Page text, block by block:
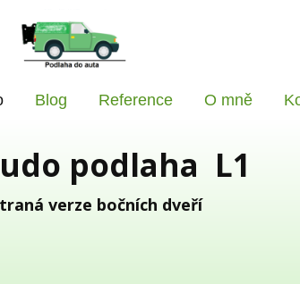
Blog Reference O mně
podlaha L1
verze bočních dveří